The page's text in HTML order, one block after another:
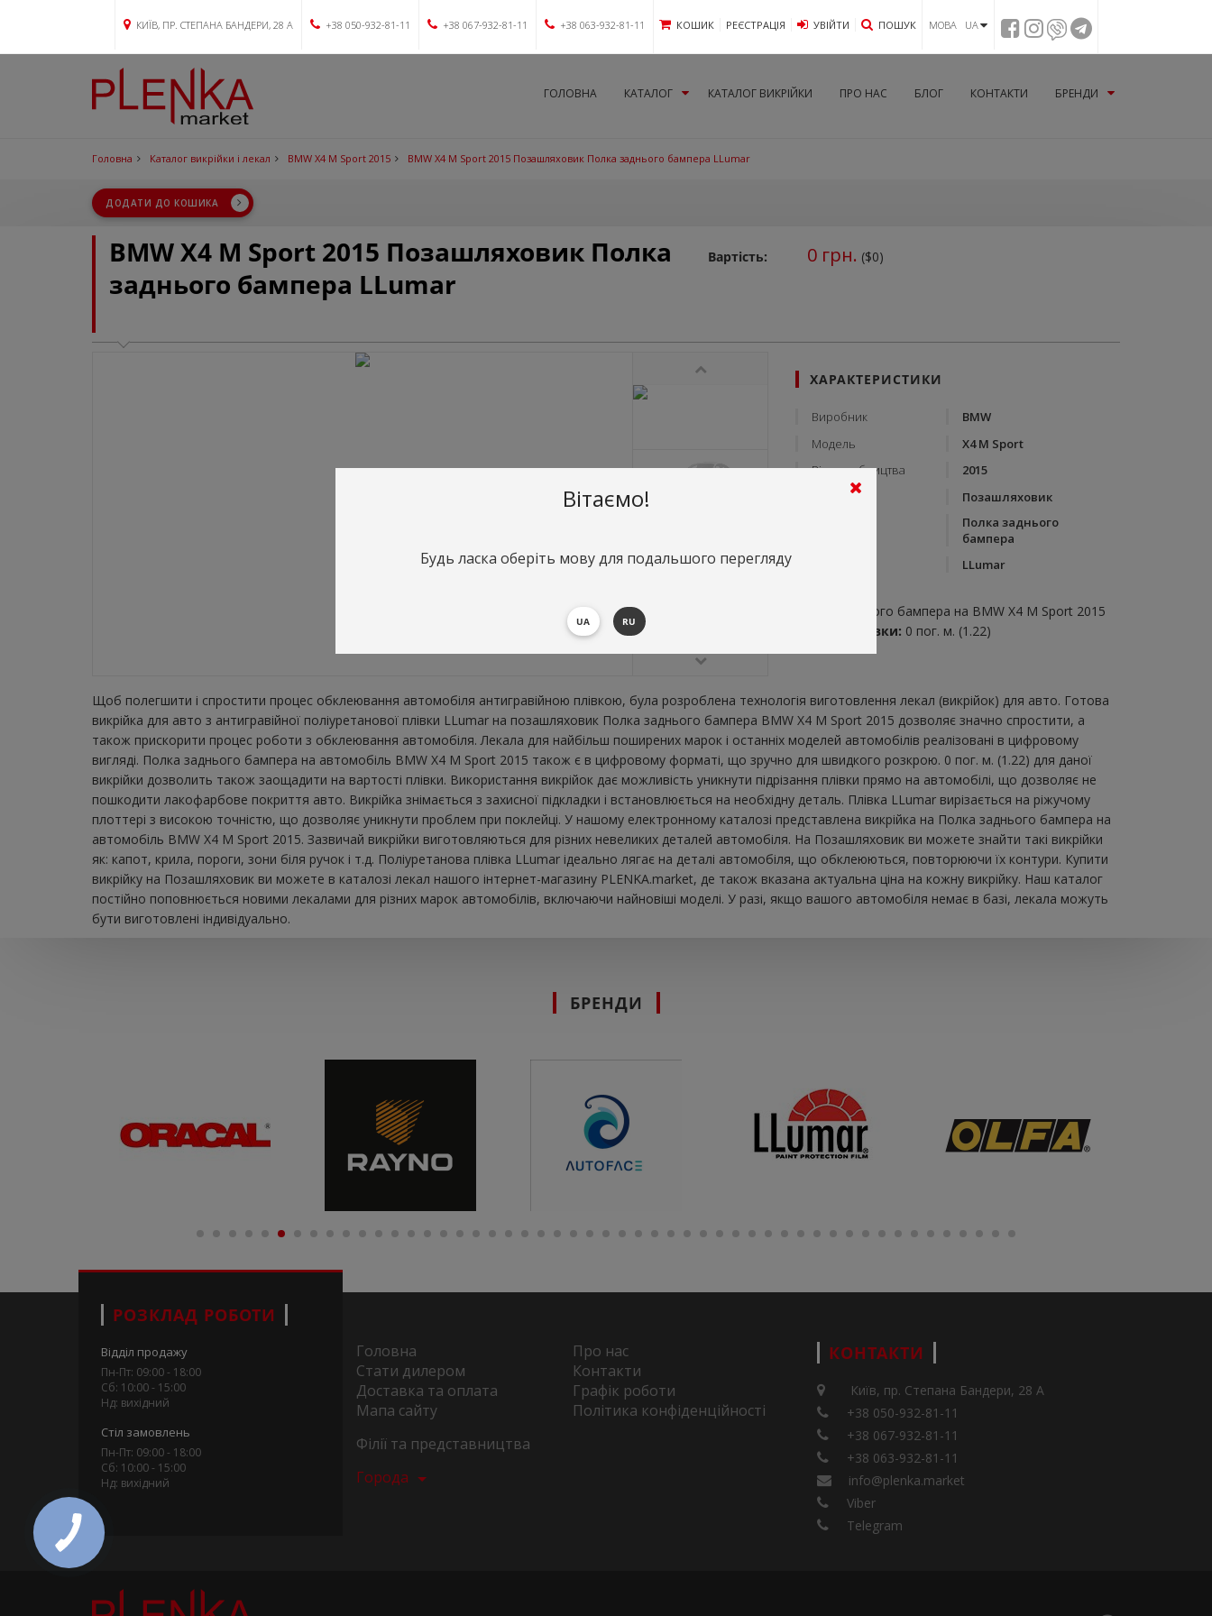
КИЇВ, ПР. СТЕПАНА БАНДЕРИ, 28 А +38 050-932-81-11 +38 067-932-81-11 +38 063-932-81-11 КОШИК РЕЄСТРАЦІЯ УВIЙТИ ПОШУК МОВА UA
ГОЛОВНА КАТАЛОГ КАТАЛОГ ВИКРІЙКИ ПРО НАС БЛОГ КОНТАКТИ БРЕНДИ
Головна Каталог викрійки і лекал BMW X4 M Sport 2015 BMW X4 M Sport 2015 Позашляховик Полка заднього бампера LLumar
ДОДАТИ ДО КОШИКА
BMW X4 M Sport 2015 Позашляховик Полка
заднього бампера LLumar
Вартість: 0грн. ($0)
ХАРАКТЕРИСТИКИ
Виробник
BMW
Модель
X4 M Sport
Рік виробництва
2015
Тип кузову
Позашляховик
Полка заднього
бампера
LLumar
Полка заднього бампера на BMW X4 M Sport 2015
Витрата плівки: 0 пог. м. (1.22)
Щоб полегшити і спростити процес обклеювання автомобіля антигравійною плівкою, була розроблена технологія виготовлення лекал (викрійок) для авто. Готова
викрійка для авто з антигравійної поліуретанової плівки LLumar на позашляховик Полка заднього бампера BMW X4 M Sport 2015 дозволяє значно спростити, а
також прискорити процес роботи з обклеювання автомобіля. Лекала для найбільш поширених марок і останніх моделей автомобілів реалізовані в цифровому
вигляді. Полка заднього бампера на автомобіль BMW X4 M Sport 2015 також є в цифровому форматі, що зручно для швидкого розкрою. 0 пог. м. (1.22) для даної
викрійки дозволить також заощадити на вартості плівки. Використання викрійок дає можливість уникнути підрізання плівки прямо на автомобілі, що дозволяє не
пошкодити лакофарбове покриття авто. Викрійка знімається з захисної підкладки і встановлюється на необхідну деталь. Плівка LLumar вирізається на ріжучому
плоттері з високою точністю, що дозволяє уникнути проблем при поклейці. У нашому електронному каталозі представлена ​​викрійка на Полка заднього бампера на
автомобіль BMW X4 M Sport 2015. Зазвичай викрійки виготовляються для різних невеликих деталей автомобіля. На Позашляховик ви можете знайти такі викрійки
як: капот, крила, пороги, зони біля ручок і т.д. Поліуретанова плівка LLumar ідеально лягає на деталі автомобіля, що обклеюються, повторюючи їх контури. Купити
викрійку на Позашляховик ви можете в каталозі лекал нашого інтернет-магазину PLENKA.market, де також вказана актуальна ціна на кожну викрійку. Наш каталог
постійно поповнюється новими лекалами для різних марок автомобілів, включаючи найновіші моделі. У разі, якщо вашого автомобіля немає в базі, лекала можуть
бути виготовлені індивідуально.
БРЕНДИ
РОЗКЛАД РОБОТИ
Відділ продажу
Пн-Пт: 09:00 - 18:00
Сб: 10:00 - 15:00
Нд: вихідний
Стіл замовлень
Пн-Пт: 09:00 - 18:00
Сб: 10:00 - 15:00
Нд: вихідний
Головна
Про нас
Стати дилером
Контакти
Доставка та оплата
Графік роботи
Мапа сайту
Політика конфіденційності
Філії та представництва
Города
КОНТАКТИ
Київ, пр. Степана Бандери, 28 А
+38 050-932-81-11
+38 067-932-81-11
+38 063-932-81-11
info@plenka.market
Viber
Telegram
Вітаємо!
Будь ласка оберіть мову для подальшого перегляду
UA RU